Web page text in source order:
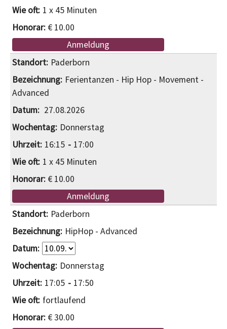
1 x 45 Minuten
€ 10.00
Anmeldung
Paderborn
Ferientanzen - Hip Hop - Movement -
Advanced
27.08.2026
Donnerstag
16:15
17:00
1 x 45 Minuten
€ 10.00
Anmeldung
Paderborn
HipHop - Advanced
Donnerstag
17:05
17:50
fortlaufend
€ 30.00